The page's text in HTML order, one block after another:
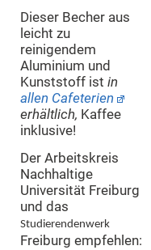
Dieser Becher aus
leicht zu
reinigendem
Aluminium und
Kunststoff ist in
allen Cafeterien
erhältlich, Kaffee
inklusive!
Der Arbeitskreis
Nachhaltige
Universität Freiburg
und das
Studierendenwerk
Freiburg empfehlen: